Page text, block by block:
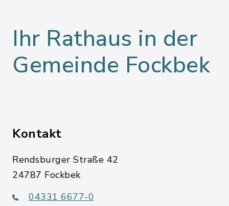
Ihr Rathaus in der
Gemeinde Fockbek
Kontakt
Rendsburger Straße 42
24787 Fockbek
04331 6677-0